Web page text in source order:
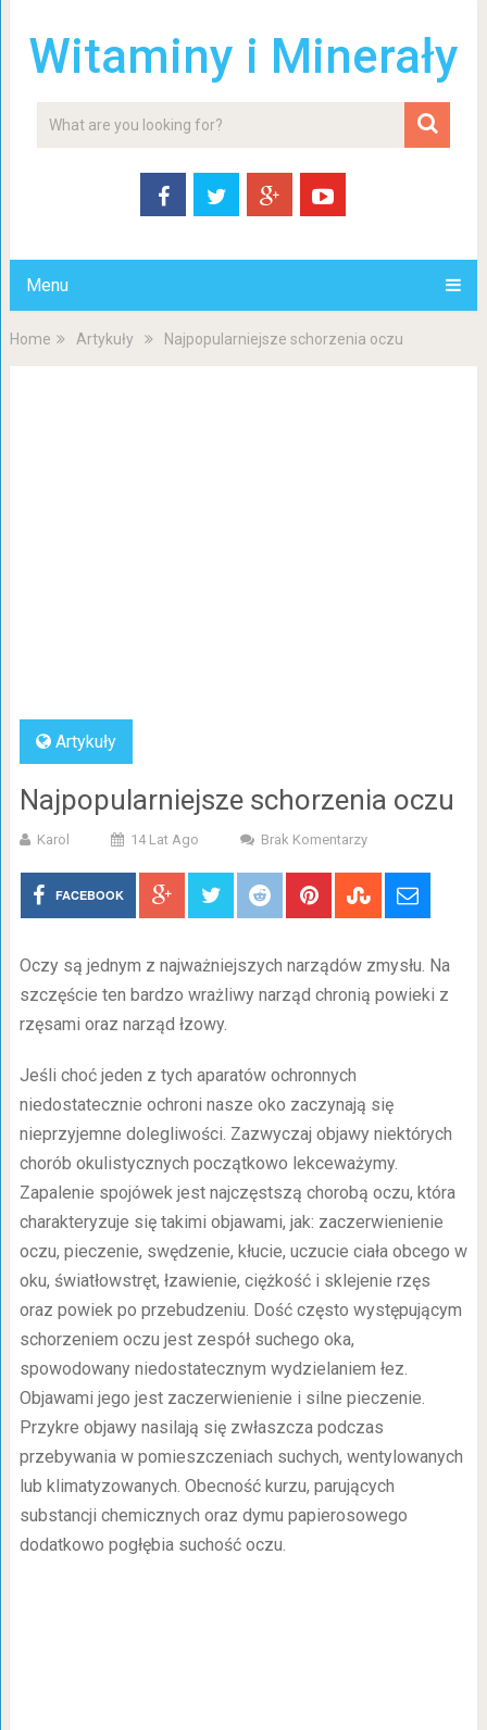
Witaminy i Minerały
Menu
Home Artykuły Najpopularniejsze schorzenia oczu
Artykuły
Najpopularniejsze schorzenia oczu
Karol 14 Lat Ago Brak Komentarzy
FACEBOOK
Oczy są jednym z najważniejszych narządów zmysłu. Na
szczęście ten bardzo wrażliwy narząd chronią powieki z
rzęsami oraz narząd łzowy.
Jeśli choć jeden z tych aparatów ochronnych
niedostatecznie ochroni nasze oko zaczynają się
nieprzyjemne dolegliwości. Zazwyczaj objawy niektórych
chorób okulistycznych początkowo lekceważymy.
Zapalenie spojówek jest najczęstszą chorobą oczu, która
charakteryzuje się takimi objawami, jak: zaczerwienienie
oczu, pieczenie, swędzenie, kłucie, uczucie ciała obcego w
oku, światłowstręt, łzawienie, ciężkość i sklejenie rzęs
oraz powiek po przebudzeniu. Dość często występującym
schorzeniem oczu jest zespół suchego oka,
spowodowany niedostatecznym wydzielaniem łez.
Objawami jego jest zaczerwienienie i silne pieczenie.
Przykre objawy nasilają się zwłaszcza podczas
przebywania w pomieszczeniach suchych, wentylowanych
lub klimatyzowanych. Obecność kurzu, parujących
substancji chemicznych oraz dymu papierosowego
dodatkowo pogłębia suchość oczu.